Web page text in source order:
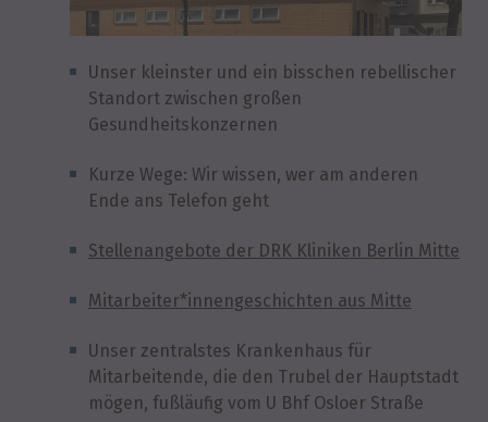
Unser kleinster und ein bisschen rebellischer
Standort zwischen großen
Gesundheitskonzernen
Kurze Wege: Wir wissen, wer am anderen
Ende ans Telefon geht
Stellenangebote der DRK Kliniken Berlin Mitte
Mitarbeiter*innengeschichten aus Mitte
Unser zentralstes Krankenhaus für
Mitarbeitende, die den Trubel der Hauptstadt
mögen, fußläufig vom U Bhf Osloer Straße